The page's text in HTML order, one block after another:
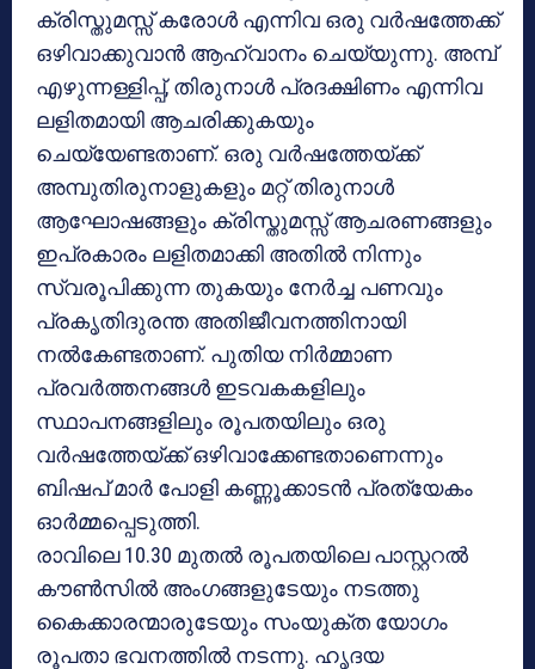
ക്രിസ്തുമസ്സ് കരോള്‍ എന്നിവ ഒരു വര്‍ഷത്തേക്ക്
ഒഴിവാക്കുവാന്‍ ആഹ്വാനം ചെയ്യുന്നു. അമ്പ്
എഴുന്നള്ളിപ്പ്, തിരുനാള്‍ പ്രദക്ഷിണം എന്നിവ
ലളിതമായി ആചരിക്കുകയും
ചെയ്യേണ്ടതാണ്. ഒരു വര്‍ഷത്തേയ്ക്ക്
അമ്പുതിരുനാളുകളും മറ്റ് തിരുനാള്‍
ആഘോഷങ്ങളും ക്രിസ്തുമസ്സ് ആചരണങ്ങളും
ഇപ്രകാരം ലളിതമാക്കി അതില്‍ നിന്നും
സ്വരൂപിക്കുന്ന തുകയും നേര്‍ച്ച പണവും
പ്രകൃതിദുരന്ത അതിജീവനത്തിനായി
നല്‍കേണ്ടതാണ്. പുതിയ നിര്‍മ്മാണ
പ്രവര്‍ത്തനങ്ങള്‍ ഇടവകകളിലും
സ്ഥാപനങ്ങളിലും രൂപതയിലും ഒരു
വര്‍ഷത്തേയ്ക്ക് ഒഴിവാക്കേണ്ടതാണെന്നും
ബിഷപ് മാര്‍ പോളി കണ്ണൂക്കാടന്‍ പ്രത്യേകം
ഓര്‍മ്മപ്പെടുത്തി.
രാവിലെ 10.30 മുതല്‍ രൂപതയിലെ പാസ്റ്ററല്‍
കൗണ്‍സില്‍ അംഗങ്ങളുടേയും നടത്തു
കൈക്കാരന്മാരുടേയും സംയുക്ത യോഗം
രൂപതാ ഭവനത്തില്‍ നടന്നു. ഹൃദയ